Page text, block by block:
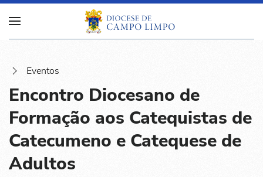
Eventos
Encontro Diocesano de
Formação aos Catequistas de
Catecumeno e Catequese de
Adultos